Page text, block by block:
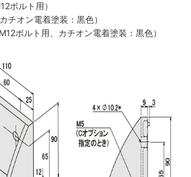
ボルト用）
カチオン電着塗装：黒色）
M12ボルト用、カチオン電着塗装：黒色）